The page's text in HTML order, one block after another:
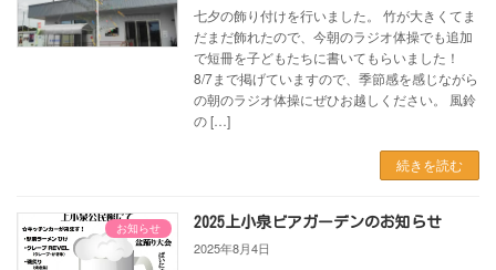
七夕の飾り付けを行いました。 竹が大きくてま
だまだ飾れたので、今朝のラジオ体操でも追加
で短冊を子どもたちに書いてもらいました！
8/7まで掲げていますので、季節感を感じながら
の朝のラジオ体操にぜひお越しください。 風鈴
の […]
続きを読む
お知らせ 2025上小泉ビアガーデンのお知らせ
2025年8月4日